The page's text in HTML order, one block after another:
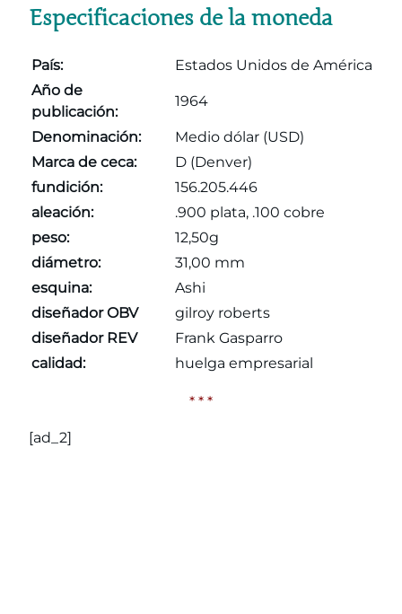
Especificaciones de la moneda
País:
Estados Unidos de América
Año de
publicación:
1964
Denominación:
Medio dólar (USD)
Marca de ceca:
D (Denver)
fundición:
156.205.446
aleación:
.900 plata, .100 cobre
peso:
12,50g
diámetro:
31,00 mm
esquina:
Ashi
diseñador OBV
gilroy roberts
diseñador REV
Frank Gasparro
calidad:
huelga empresarial
* * *
[ad_2]